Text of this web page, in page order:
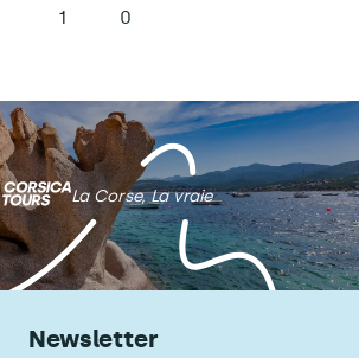
1 0
La Corse, La vraie
Newsletter